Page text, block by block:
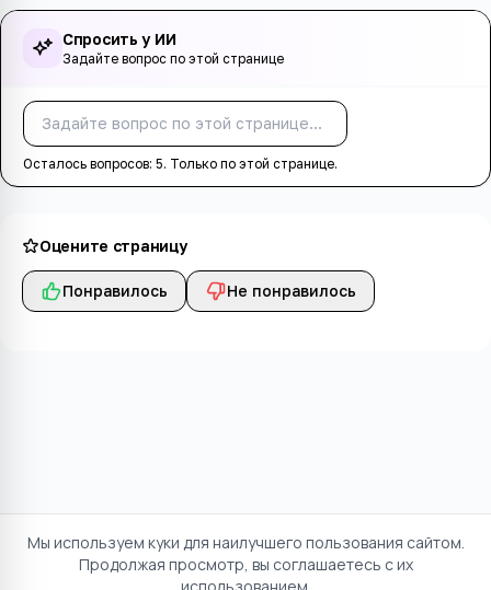
Спросить у ИИ
Задайте вопрос по этой странице
Осталось вопросов: 5. Только по этой странице.
Оцените страницу
Понравилось Не понравилось
Мы используем куки для наилучшего пользования сайтом.
Продолжая просмотр, вы соглашаетесь с их